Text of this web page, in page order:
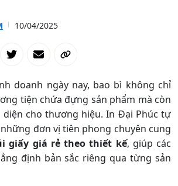
10/04/2025
doanh ngày nay, bao bì không chỉ
tiện chứa đựng sản phẩm mà còn
cho thương hiệu. In Đại Phúc tự
đơn vị tiên phong chuyên cung
giấy giá rẻ theo thiết kế, giúp các
định bản sắc riêng qua từng sản